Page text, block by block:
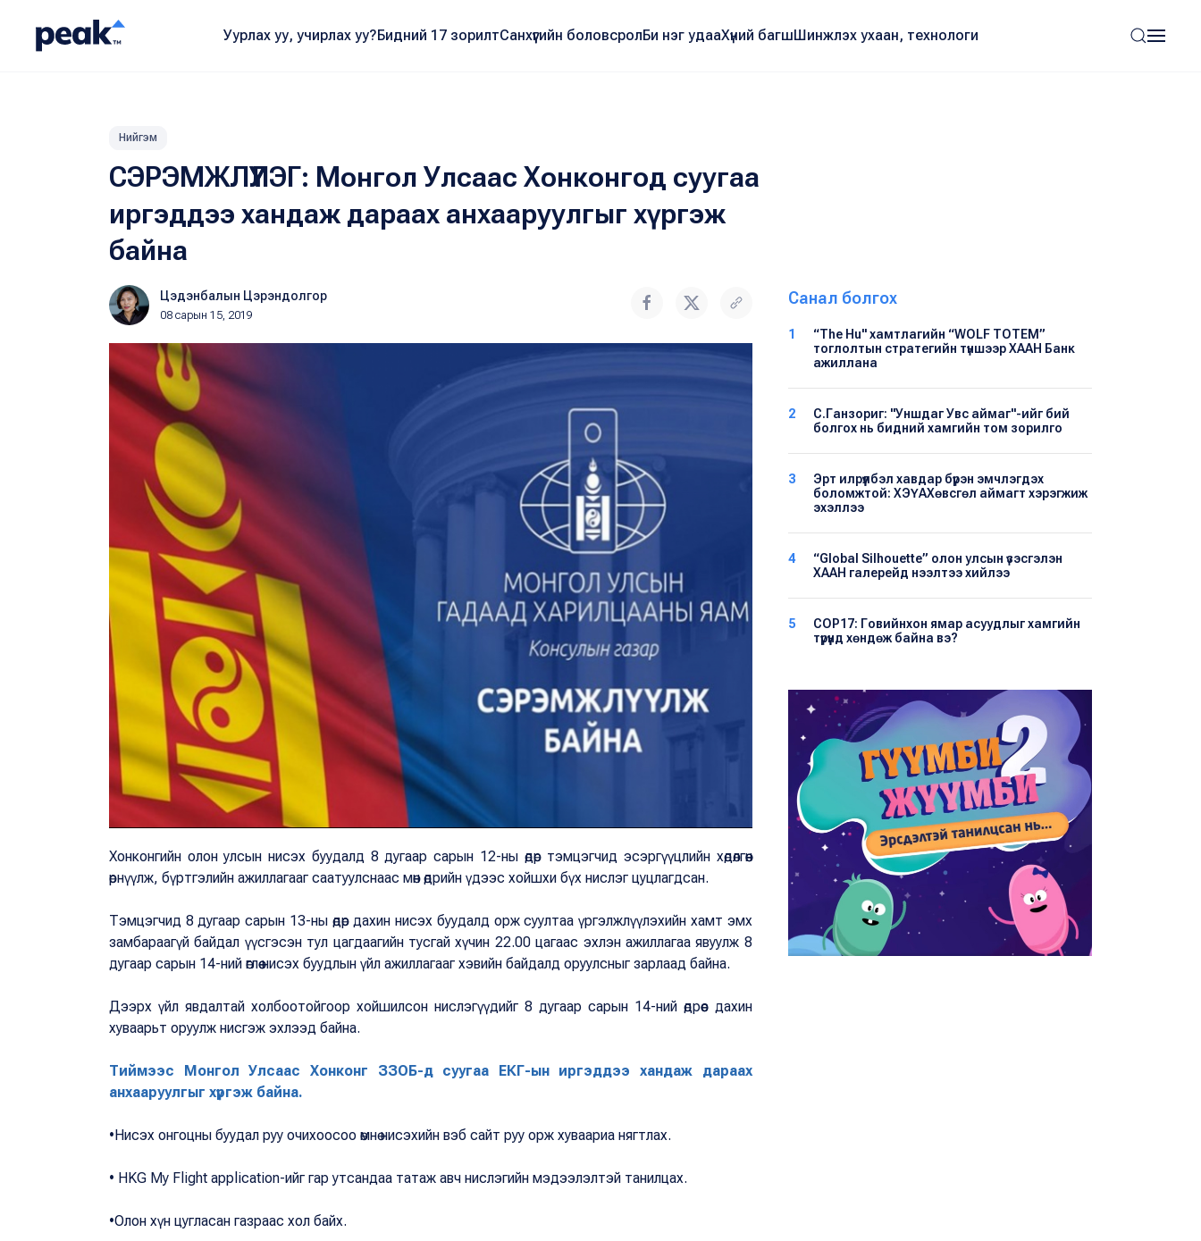
Уурлах уу, учирлах уу?Бидний 17 зорилтСанхүүгийн боловсролБи нэг удааХүний багшШинжлэх ухаан, технологи
Нийгэм
СЭРЭМЖЛҮҮЛЭГ: Монгол Улсаас Хонконгод суугаа
иргэддээ хандаж дараах анхааруулгыг хүргэж
байна
Цэдэнбалын Цэрэндолгор
08 сарын 15, 2019
Хонконгийн олон улсын нисэх буудалд 8 дугаар сарын 12-ны өдөр тэмцэгчид эсэргүүцлийн хөдөлгөөн
өрнүүлж, бүртгэлийн ажиллагааг саатуулснаас мөн өдрийн үдээс хойшхи бүх нислэг цуцлагдсан.
Тэмцэгчид 8 дугаар сарын 13-ны өдөр дахин нисэх буудалд орж суултаа үргэлжлүүлэхийн хамт эмх
замбараагүй байдал үүсгэсэн тул цагдаагийн тусгай хүчин 22.00 цагаас эхлэн ажиллагаа явуулж 8
дугаар сарын 14-ний өглөө нисэх буудлын үйл ажиллагааг хэвийн байдалд оруулсныг зарлаад байна.
Дээрх үйл явдалтай холбоотойгоор хойшилсон нислэгүүдийг 8 дугаар сарын 14-ний өдрөөс дахин
хуваарьт оруулж нисгэж эхлээд байна.
Тиймээс Монгол Улсаас Хонконг ЗЗОБ-д суугаа ЕКГ-ын иргэддээ хандаж дараах
анхааруулгыг хүргэж байна.
•Нисэх онгоцны буудал руу очихоосоо өмнө нисэхийн вэб сайт руу орж хуваариа нягтлах.
• HKG My Flight application-ийг гар утсандаа татаж авч нислэгийн мэдээлэлтэй танилцах.
•Олон хүн цугласан газраас хол байх.
Санал болгох
1
“The Hu" хамтлагийн “WOLF TOTEM”
тоглолтын стратегийн түншээр ХААН Банк
ажиллана
2
С.Ганзориг: "Уншдаг Увс аймаг"-ийг бий
болгох нь бидний хамгийн том зорилго
3
Эрт илрүүлбэл хавдар бүрэн эмчлэгдэх
боломжтой: ХЭҮА​Хөвсгөл аймагт хэрэгжиж
эхэллээ
4
“Global Silhouette” олон улсын үзэсгэлэн
ХААН галерейд нээлтээ хийлээ
5
COP17: Говийнхон ямар асуудлыг хамгийн
түрүүнд хөндөж байна вэ?